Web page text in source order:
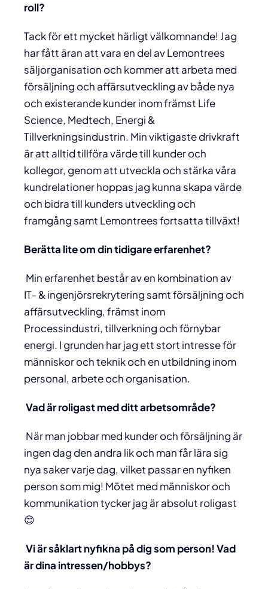
roll?
Tack för ett mycket härligt välkomnande! Jag
har fått äran att vara en del av Lemontrees
säljorganisation och kommer att arbeta med
försäljning och affärsutveckling av både nya
och existerande kunder inom främst Life
Science, Medtech, Energi &
Tillverkningsindustrin. Min viktigaste drivkraft
är att alltid tillföra värde till kunder och
kollegor, genom att utveckla och stärka våra
kundrelationer hoppas jag kunna skapa värde
och bidra till kunders utveckling och
framgång samt Lemontrees fortsatta tillväxt!
Berätta lite om din tidigare erfarenhet?
Min erfarenhet består av en kombination av
IT- & ingenjörsrekrytering samt försäljning och
affärsutveckling, främst inom
Processindustri, tillverkning och förnybar
energi. I grunden har jag ett stort intresse för
människor och teknik och en utbildning inom
personal, arbete och organisation.
Vad är roligast med ditt arbetsområde?
När man jobbar med kunder och försäljning är
ingen dag den andra lik och man får lära sig
nya saker varje dag, vilket passar en nyfiken
person som mig! Mötet med människor och
kommunikation tycker jag är absolut roligast
😊
Vi är såklart nyfikna på dig som person! Vad
är dina intressen/hobbys?